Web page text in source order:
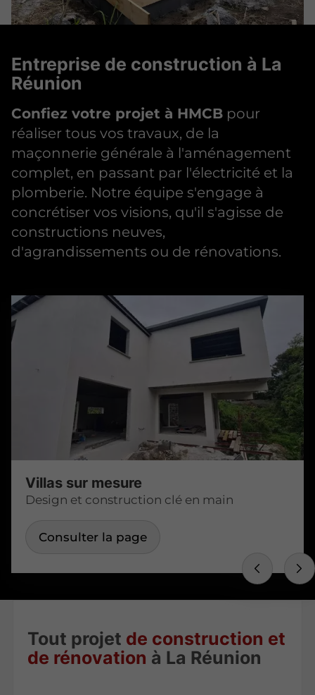
Entreprise de construction à La
Réunion
Confiez votre projet à HMCB pour
réaliser tous vos travaux, de la
maçonnerie générale à l'aménagement
complet, en passant par l'électricité et la
plomberie. Notre équipe s'engage à
concrétiser vos visions, qu'il s'agisse de
constructions neuves,
d'agrandissements ou de rénovations.
Villas sur mesure
Design et construction clé en main
Consulter la page
Tout projet de construction et
de rénovation à La Réunion